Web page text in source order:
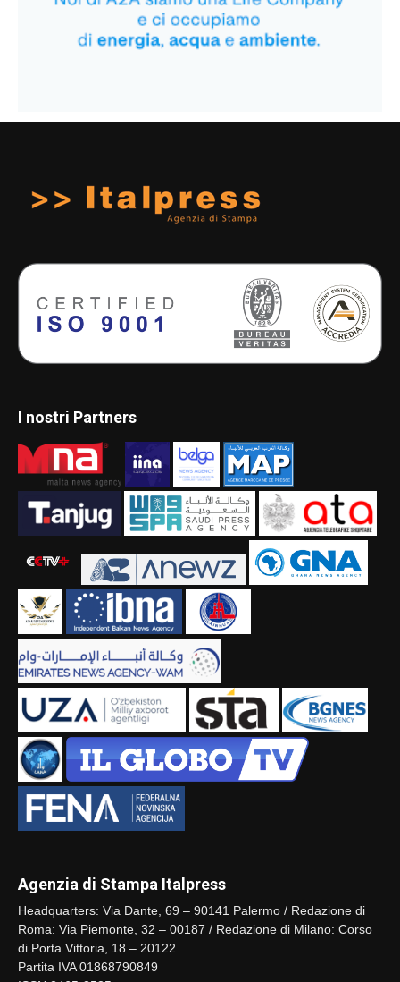
I nostri Partners
Agenzia di Stampa Italpress
Headquarters: Via Dante, 69 – 90141 Palermo / Redazione di
Roma: Via Piemonte, 32 – 00187 / Redazione di Milano: Corso
di Porta Vittoria, 18 – 20122
Partita IVA 01868790849